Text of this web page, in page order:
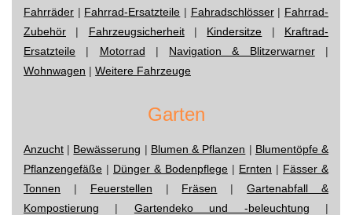
Fahrräder | Fahrrad-Ersatzteile | Fahradschlösser| Fahrrad-
Zubehör | Fahrzeugsicherheit| Kindersitze | Kraftrad-
Ersatzteile | Motorrad | Navigation & Blitzerwarner|
Wohnwagen | Weitere Fahrzeuge
Garten
Anzucht | Bewässerung | Blumen & Pflanzen | Blumentöpfe &
Pflanzengefäße | Dünger & Bodenpflege | Ernten | Fässer &
Tonnen | Feuerstellen | Fräsen |Gartenabfall &
Kompostierung | Gartendeko und -beleuchtung |